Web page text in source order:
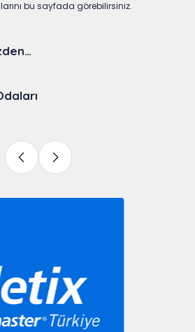
bu sayfada görebilirsiniz.